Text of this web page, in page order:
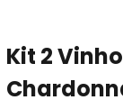
Kit 2